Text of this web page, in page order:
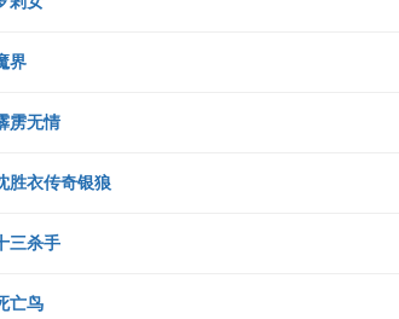
界
雳无情
胜衣传奇银狼
三杀手
亡鸟